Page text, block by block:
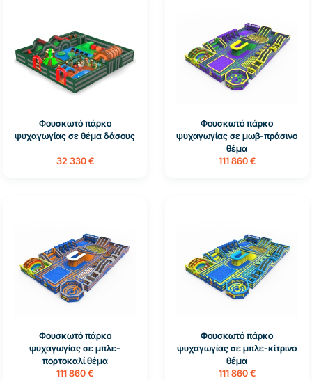
Φουσκωτό πάρκο
ψυχαγωγίας σε θέμα δάσους
32 330 €
Φουσκωτό πάρκο
ψυχαγωγίας σε μωβ-πράσινο
θέμα
111 860 €
Φουσκωτό πάρκο
ψυχαγωγίας σε μπλε-
πορτοκαλί θέμα
111 860 €
Φουσκωτό πάρκο
ψυχαγωγίας σε μπλε-κίτρινο
θέμα
111 860 €